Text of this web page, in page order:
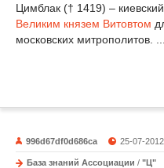
Цимблак († 1419) –
Великим князем Витовтом
московских митрополитов. ...
996d67df0d686ca 25-07-
База знаний Ассоциации / "Ц"